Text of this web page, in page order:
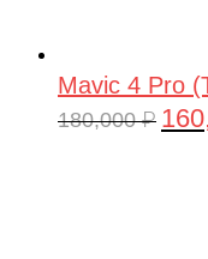
Mavic 4 Pro
180,000₽